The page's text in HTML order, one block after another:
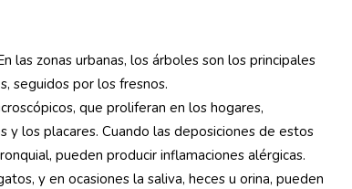
las zonas urbanas, los árboles son los principales
seguidos por los fresnos.
que proliferan en los hogares,
los placares. Cuando las deposiciones de estos
pueden producir inflamaciones alérgicas.
y en ocasiones la saliva, heces u orina, pueden